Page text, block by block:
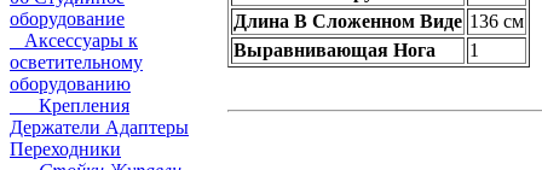
оборудование
Аксессуары к
осветительному
оборудованию
Крепления
Держатели Адаптеры
Переходники
Длина В Сложенном Виде 136 см
Выравнивающая Нога
1